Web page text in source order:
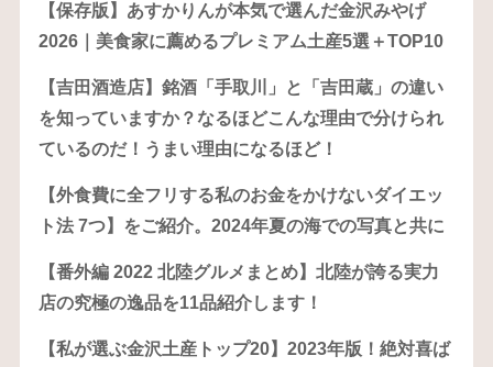
【保存版】あすかりんが本気で選んだ金沢みやげ
2026｜美食家に薦めるプレミアム土産5選＋TOP10
【吉田酒造店】銘酒「手取川」と「吉田蔵」の違い
を知っていますか？なるほどこんな理由で分けられ
ているのだ！うまい理由になるほど！
【外食費に全フリする私のお金をかけないダイエッ
ト法 7つ】をご紹介。2024年夏の海での写真と共に
【番外編 2022 北陸グルメまとめ】北陸が誇る実力
店の究極の逸品を11品紹介します！
【私が選ぶ金沢土産トップ20】2023年版！絶対喜ば